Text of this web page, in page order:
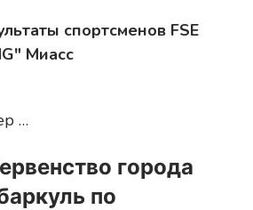
спортсменов FSE
Миасс
…
города
по